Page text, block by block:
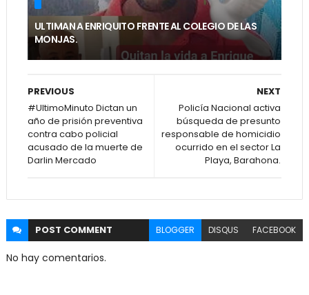
ULTIMAN A ENRIQUITO FRENTE AL COLEGIO DE LAS
MONJAS.
NEXT
Policía Nacional activa
búsqueda de presunto
responsable de homicidio
ocurrido en el sector La
Playa, Barahona.
PREVIOUS
#UltimoMinuto Dictan un
año de prisión preventiva
contra cabo policial
acusado de la muerte de
Darlin Mercado
POST COMMENT BLOGGER DISQUS FACEBOOK
No hay comentarios.